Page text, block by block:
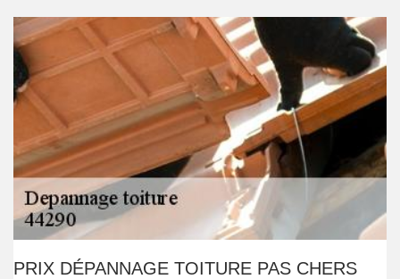
PRIX DÉPANNAGE TOITURE PAS CHERS